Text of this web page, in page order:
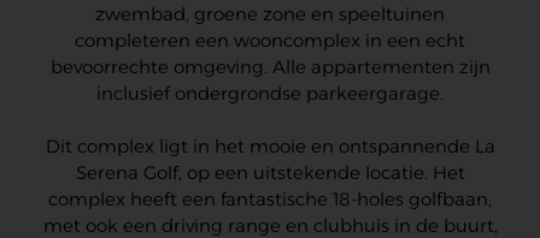
zwembad, groene zone en speeltuinen
completeren een wooncomplex in een echt
bevoorrechte omgeving. Alle appartementen zijn
inclusief ondergrondse parkeergarage.
Dit complex ligt in het mooie en ontspannende La
Serena Golf, op een uitstekende locatie. Het
complex heeft een fantastische 18-holes golfbaan,
met ook een driving range en clubhuis in de buurt,